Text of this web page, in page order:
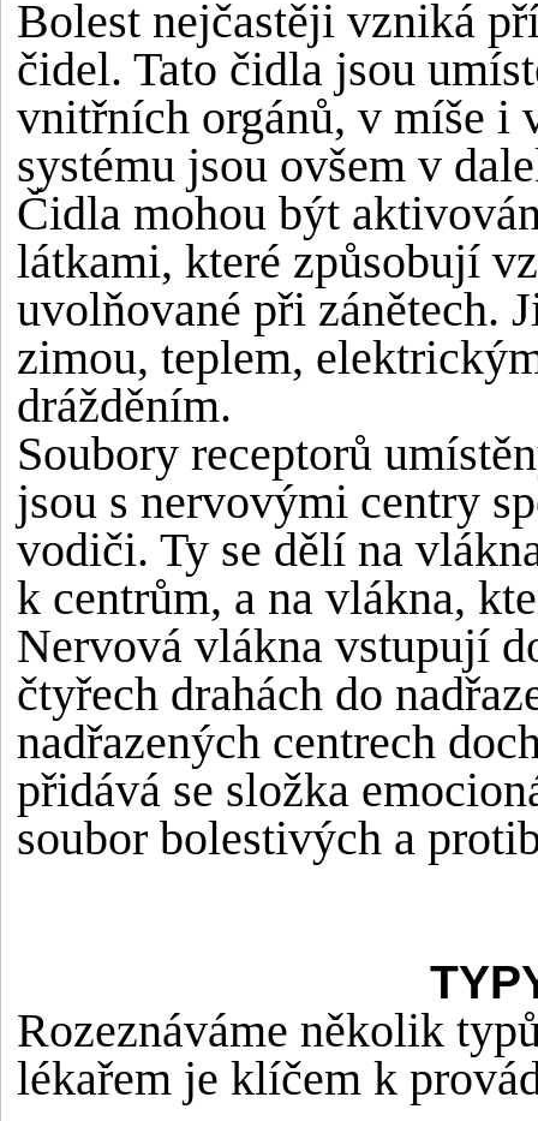
Bolest nejčastěji vzniká
čidel. Tato čidla jsou
vnitřních orgánů, v míše i
systému jsou ovšem v
Čidla mohou být
látkami, které způsobují
uvolňované při zánětech.
zimou, teplem,
drážděním.
Soubory receptorů
jsou s nervovými centry
vodiči. Ty se dělí na
k centrům, a na vlákna,
Nervová vlákna vstupují
čtyřech drahách do
nadřazených centrech
přidává se složka
soubor bolestivých a
Rozeznáváme několik
lékařem je klíčem k